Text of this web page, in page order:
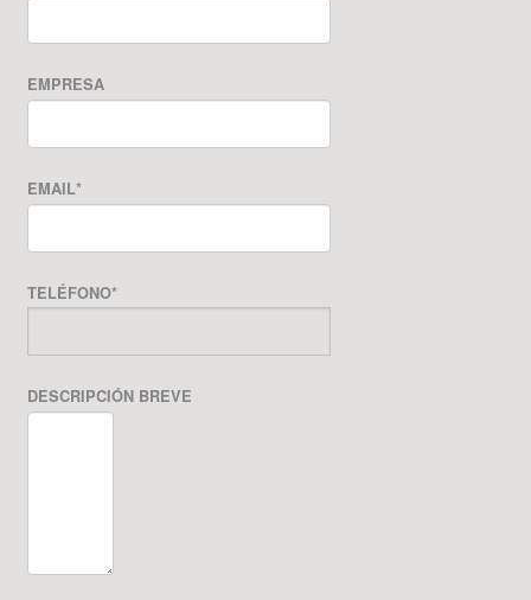
EMPRESA
EMAIL*
TELÉFONO*
DESCRIPCIÓN BREVE